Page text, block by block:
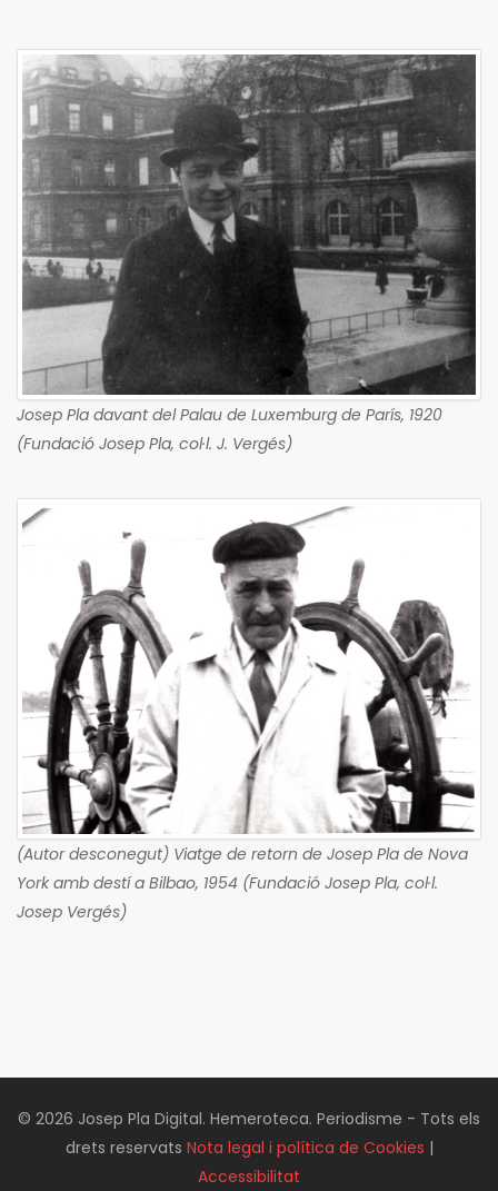
Josep Pla davant del Palau de Luxemburg de París, 1920
(Fundació Josep Pla, col·l. J. Vergés)
(Autor desconegut) Viatge de retorn de Josep Pla de Nova
York amb destí a Bilbao, 1954 (Fundació Josep Pla, col·l.
Josep Vergés)
© 2026 Josep Pla Digital. Hemeroteca. Periodisme - Tots els
drets reservats Nota legal i política de Cookies |
Accessibilitat